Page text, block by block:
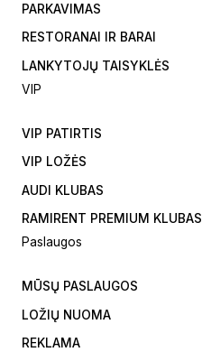
PARKAVIMAS
RESTORANAI IR BARAI
LANKYTOJŲ TAISYKLĖS
VIP
VIP PATIRTIS
VIP LOŽĖS
AUDI KLUBAS
RAMIRENT PREMIUM KLUBAS
Paslaugos
MŪSŲ PASLAUGOS
LOŽIŲ NUOMA
REKLAMA